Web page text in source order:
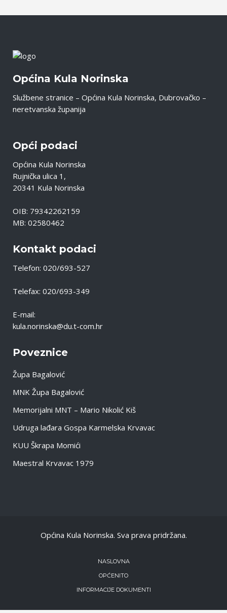
Općina Kula Norinska
Službene stranice – Općina Kula Norinska, Dubrovačko –
neretvanska županija
Opći podaci
Općina Kula Norinska
Rujnička ulica 1,
20341 Kula Norinska
OIB: 79342262159
MB: 02580462
Kontakt podaci
Telefon: 020/693-527
Telefax: 020/693-349
E-mail:
kula.norinska@du.t-com.hr
Poveznice
Župa Bagalović
MNK Župa Bagalović
Memorijalni MNT – Mario Nikolić Kiš
Udruga lađara Gospa Karmelska Krvavac
KUU Škrapa Momići
Maestral Krvavac 1979
Općina Kula Norinska. Sva prava pridržana.
NASLOVNA
OPĆENITO
INFORMACIJE DOKUMENTI